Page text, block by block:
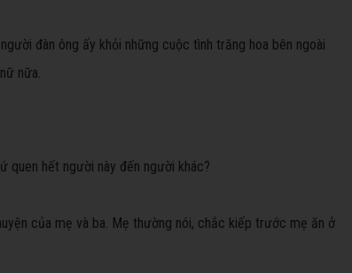
đàn ông ấy khỏi những cuộc tình trăng hoa bên ngoài
nữa.
quen hết người này đến người khác?
của mẹ và ba. Mẹ thường nói, chắc kiếp trước mẹ ăn ở